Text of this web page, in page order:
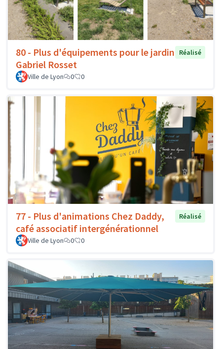
80 - Plus d'équipements pour le jardin
Gabriel Rosset
Réalisé
Ville de Lyon 0 0
77 - Plus d'animations Chez Daddy,
café associatif intergénérationnel
Réalisé
Ville de Lyon 0 0